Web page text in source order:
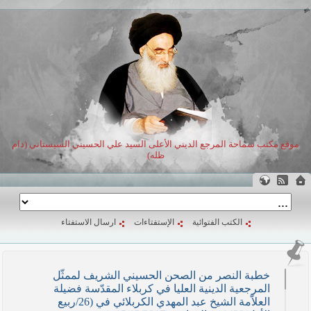
موقع مكتب سماحة المرجع الديني الأعلى السيد علي الحسيني السيستاني (دام
ظله)
الكتب الفتوائية الإستفتاءات ارسال الاستفتاء
خطبة النصر من الصحن الحسيني الشريف لممثّل
المرجعية الدينية العليا في كربلاء المقدّسة فضيلة
العلاّمة الشيخ عبد المهدي الكربلائي في (26/ربيع